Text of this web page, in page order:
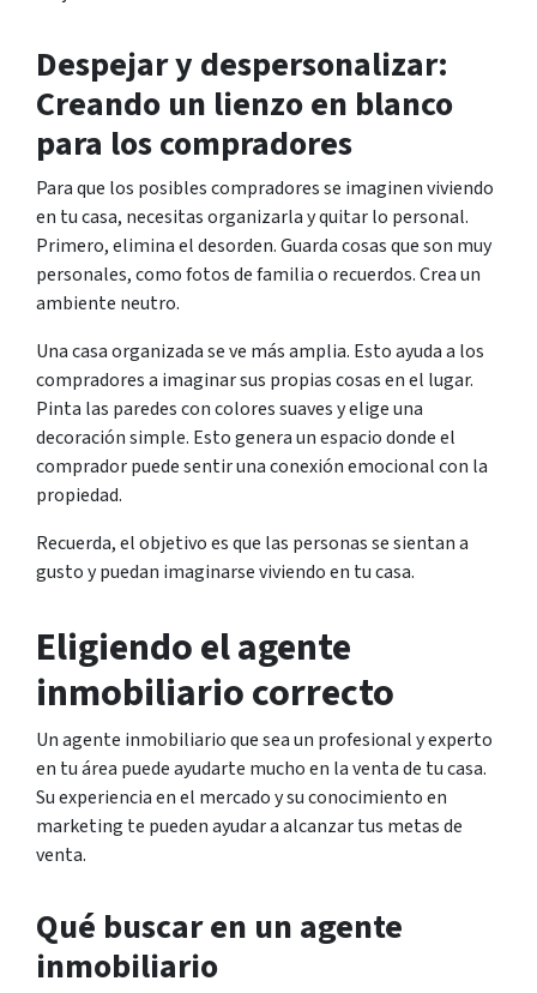
Despejar y despersonalizar:
Creando un lienzo en blanco
para los compradores
Para que los posibles compradores se imaginen viviendo
en tu casa, necesitas organizarla y quitar lo personal.
Primero, elimina el desorden. Guarda cosas que son muy
personales, como fotos de familia o recuerdos. Crea un
ambiente neutro.
Una casa organizada se ve más amplia. Esto ayuda a los
compradores a imaginar sus propias cosas en el lugar.
Pinta las paredes con colores suaves y elige una
decoración simple. Esto genera un espacio donde el
comprador puede sentir una conexión emocional con la
propiedad.
Recuerda, el objetivo es que las personas se sientan a
gusto y puedan imaginarse viviendo en tu casa.
Eligiendo el agente
inmobiliario correcto
Un agente inmobiliario que sea un profesional y experto
en tu área puede ayudarte mucho en la venta de tu casa.
Su experiencia en el mercado y su conocimiento en
marketing te pueden ayudar a alcanzar tus metas de
venta.
Qué buscar en un agente
inmobiliario